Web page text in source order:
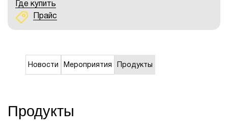
Новости Мероприятия Продукты
Продукты
Где купить
Прайс